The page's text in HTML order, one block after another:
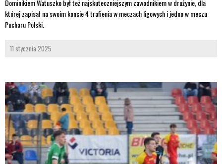
Dominikiem Watuszko był też najskuteczniejszym zawodnikiem w drużynie, dla
której zapisał na swoim koncie 4 trafienia w meczach ligowych i jedno w meczu
Pucharu Polski.
11 stycznia 2025